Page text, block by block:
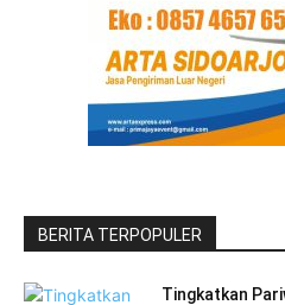
BERITA TERPOPULER
Tingkatkan